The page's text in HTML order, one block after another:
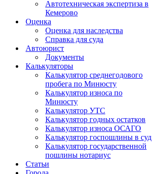
Автотехническая экспертиза в
Кемерово
Оценка
Оценка для наследства
Справка для суда
Автоюрист
Документы
Калькуляторы
Калькулятор среднегодового
пробега по Минюсту
Калькулятор износа по
Минюсту
Калькулятор УТС
Калькулятор годных остатков
Калькулятор износа ОСАГО
Калькулятор госпошлины в суд
Калькулятор государственной
пошлины нотариус
Статьи